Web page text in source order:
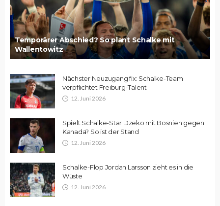
Temporärer Abschied? So plant Schalke mit
Wallentowitz
Nächster Neuzugang fix: Schalke-Team
verpflichtet Freiburg-Talent
12. Juni 2026
Spielt Schalke-Star Dzeko mit Bosnien gegen
Kanada? So ist der Stand
12. Juni 2026
Schalke-Flop Jordan Larsson zieht es in die
Wüste
12. Juni 2026